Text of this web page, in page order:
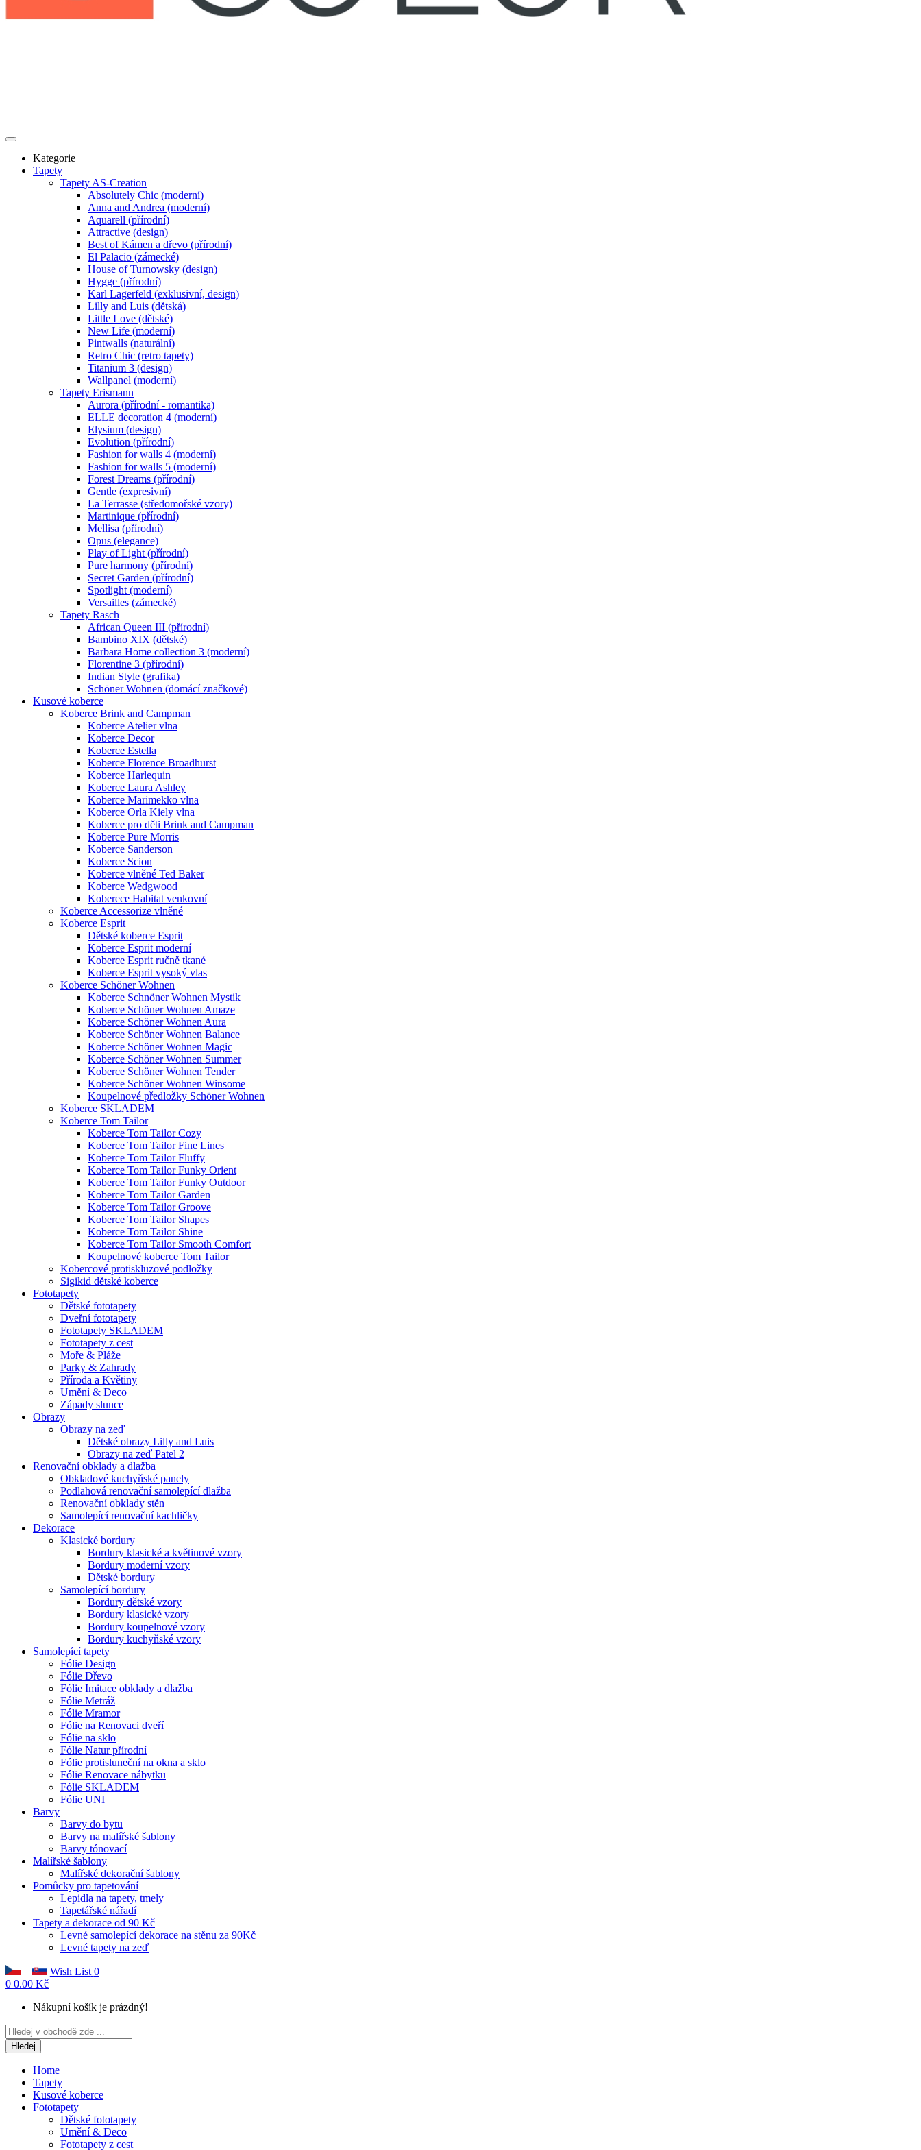
Kategorie
Tapety
Tapety AS-Creation
Absolutely Chic (moderní)
Anna and Andrea (moderní)
Aquarell (přírodní)
Attractive (design)
Best of Kámen a dřevo (přírodní)
El Palacio (zámecké)
House of Turnowsky (design)
Hygge (přírodní)
Karl Lagerfeld (exklusivní, design)
Lilly and Luis (dětská)
Little Love (dětské)
New Life (moderní)
Pintwalls (naturální)
Retro Chic (retro tapety)
Titanium 3 (design)
Wallpanel (moderní)
Tapety Erismann
Aurora (přírodní - romantika)
ELLE decoration 4 (moderní)
Elysium (design)
Evolution (přírodní)
Fashion for walls 4 (moderní)
Fashion for walls 5 (moderní)
Forest Dreams (přírodní)
Gentle (expresivní)
La Terrasse (středomořské vzory)
Martinique (přírodní)
Mellisa (přírodní)
Opus (elegance)
Play of Light (přírodní)
Pure harmony (přírodní)
Secret Garden (přírodní)
Spotlight (moderní)
Versailles (zámecké)
Tapety Rasch
African Queen III (přírodní)
Bambino XIX (dětské)
Barbara Home collection 3 (moderní)
Florentine 3 (přírodní)
Indian Style (grafika)
Schöner Wohnen (domácí značkové)
Kusové koberce
Koberce Brink and Campman
Koberce Atelier vlna
Koberce Decor
Koberce Estella
Koberce Florence Broadhurst
Koberce Harlequin
Koberce Laura Ashley
Koberce Marimekko vlna
Koberce Orla Kiely vlna
Koberce pro děti Brink and Campman
Koberce Pure Morris
Koberce Sanderson
Koberce Scion
Koberce vlněné Ted Baker
Koberce Wedgwood
Koberece Habitat venkovní
Koberce Accessorize vlněné
Koberce Esprit
Dětské koberce Esprit
Koberce Esprit moderní
Koberce Esprit ručně tkané
Koberce Esprit vysoký vlas
Koberce Schöner Wohnen
Koberce Schnöner Wohnen Mystik
Koberce Schöner Wohnen Amaze
Koberce Schöner Wohnen Aura
Koberce Schöner Wohnen Balance
Koberce Schöner Wohnen Magic
Koberce Schöner Wohnen Summer
Koberce Schöner Wohnen Tender
Koberce Schöner Wohnen Winsome
Koupelnové předložky Schöner Wohnen
Koberce SKLADEM
Koberce Tom Tailor
Koberce Tom Tailor Cozy
Koberce Tom Tailor Fine Lines
Koberce Tom Tailor Fluffy
Koberce Tom Tailor Funky Orient
Koberce Tom Tailor Funky Outdoor
Koberce Tom Tailor Garden
Koberce Tom Tailor Groove
Koberce Tom Tailor Shapes
Koberce Tom Tailor Shine
Koberce Tom Tailor Smooth Comfort
Koupelnové koberce Tom Tailor
Kobercové protiskluzové podložky
Sigikid dětské koberce
Fototapety
Dětské fototapety
Dveřní fototapety
Fototapety SKLADEM
Fototapety z cest
Moře & Pláže
Parky & Zahrady
Příroda a Květiny
Umění & Deco
Západy slunce
Obrazy
Obrazy na zeď
Dětské obrazy Lilly and Luis
Obrazy na zeď Patel 2
Renovační obklady a dlažba
Obkladové kuchyňské panely
Podlahová renovační samolepící dlažba
Renovační obklady stěn
Samolepící renovační kachličky
Dekorace
Klasické bordury
Bordury klasické a květinové vzory
Bordury moderní vzory
Dětské bordury
Samolepící bordury
Bordury dětské vzory
Bordury klasické vzory
Bordury koupelnové vzory
Bordury kuchyňské vzory
Samolepící tapety
Fólie Design
Fólie Dřevo
Fólie Imitace obklady a dlažba
Fólie Metráž
Fólie Mramor
Fólie na Renovaci dveří
Fólie na sklo
Fólie Natur přírodní
Fólie protisluneční na okna a sklo
Fólie Renovace nábytku
Fólie SKLADEM
Fólie UNI
Barvy
Barvy do bytu
Barvy na malířské šablony
Barvy tónovací
Malířské šablony
Malířské dekorační šablony
Pomůcky pro tapetování
Lepidla na tapety, tmely
Tapetářské nářadí
Tapety a dekorace od 90 Kč
Levné samolepící dekorace na stěnu za 90Kč
Levné tapety na zeď
Wish List 0
0 0.00 Kč
Nákupní košík je prázdný!
Hledej
Home
Tapety
Kusové koberce
Fototapety
Dětské fototapety
Umění & Deco
Fototapety z cest